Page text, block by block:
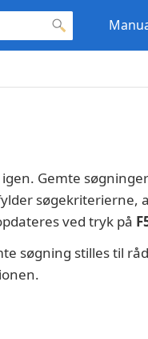
Gemte
søgekriterierne,
ved tryk på
søgning stilles til